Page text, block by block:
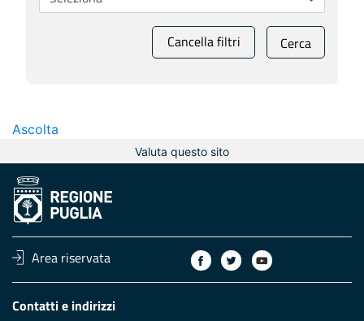
Cancella filtri Cerca
Ascolta
Valuta questo sito
Area riservata
Contatti e indirizzi